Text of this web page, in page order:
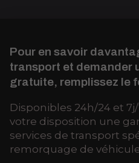
Pour en savoir
transport et demander
gratuite, remplissez le
Disponibles 24h/24 et
votre disposition une
services de transport
remorquage de